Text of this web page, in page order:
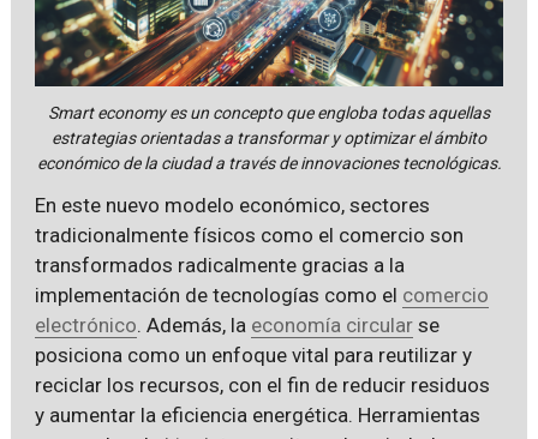
Smart economy es un concepto que engloba todas aquellas
estrategias orientadas a transformar y optimizar el ámbito
económico de la ciudad a través de innovaciones tecnológicas.
En este nuevo modelo económico, sectores
tradicionalmente físicos como el comercio son
transformados radicalmente gracias a la
implementación de tecnologías como el comercio
electrónico. Además, la economía circularse
posiciona como un enfoque vital para reutilizar y
reciclar los recursos, con el fin de reducir residuos
y aumentar la eficiencia energética. Herramientas